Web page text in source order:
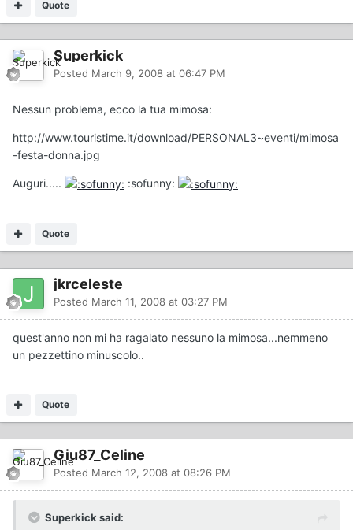
Quote
Superkick
Posted March 9, 2008 at 06:47 PM
Nessun problema, ecco la tua mimosa:
http://www.touristime.it/download/PERSONAL3~eventi/mimosa
-festa-donna.jpg
Auguri..... :sofunny:
Quote
jkrceleste
Posted March 11, 2008 at 03:27 PM
quest'anno non mi ha ragalato nessuno la mimosa...nemmeno
un pezzettino minuscolo..
Quote
Giu87_Celine
Posted March 12, 2008 at 08:26 PM
Superkick said: